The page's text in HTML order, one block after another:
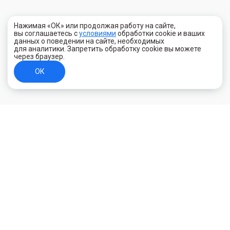
Нажимая «ОК» или продолжая работу на сайте,
вы соглашаетесь сусловиями обработки cookie и ваших
данных о поведении на сайте, необходимых
для аналитики. Запретить обработку cookie вы можете
через браузер.
ОК